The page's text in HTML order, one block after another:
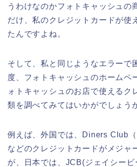
うわけなのかフォトキャッシュの
だけ、私のクレジットカードが使
たんですよね。
そして、私と同じようなエラーで
度、フォトキャッシュのホームペ
ォトキャッシュのお店で使えるク
類を調べてみてはいかがでしょう
例えば、外国では、Diners Club（
などのクレジットカードがメジャ
が、日本では、JCB(ジェイシービ